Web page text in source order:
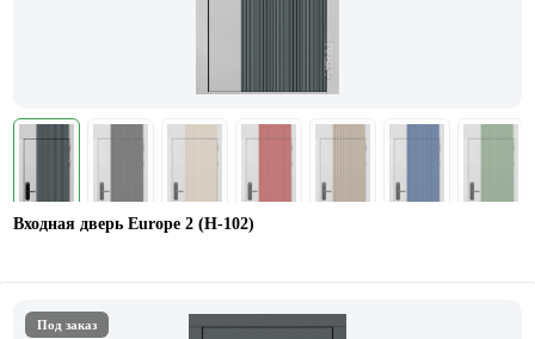
Входная дверь Europe 2 (Н-102)
Под заказ